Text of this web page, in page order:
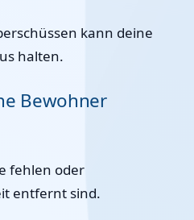
kann deine
halten.
Bewohner
fehlen oder
entfernt sind.